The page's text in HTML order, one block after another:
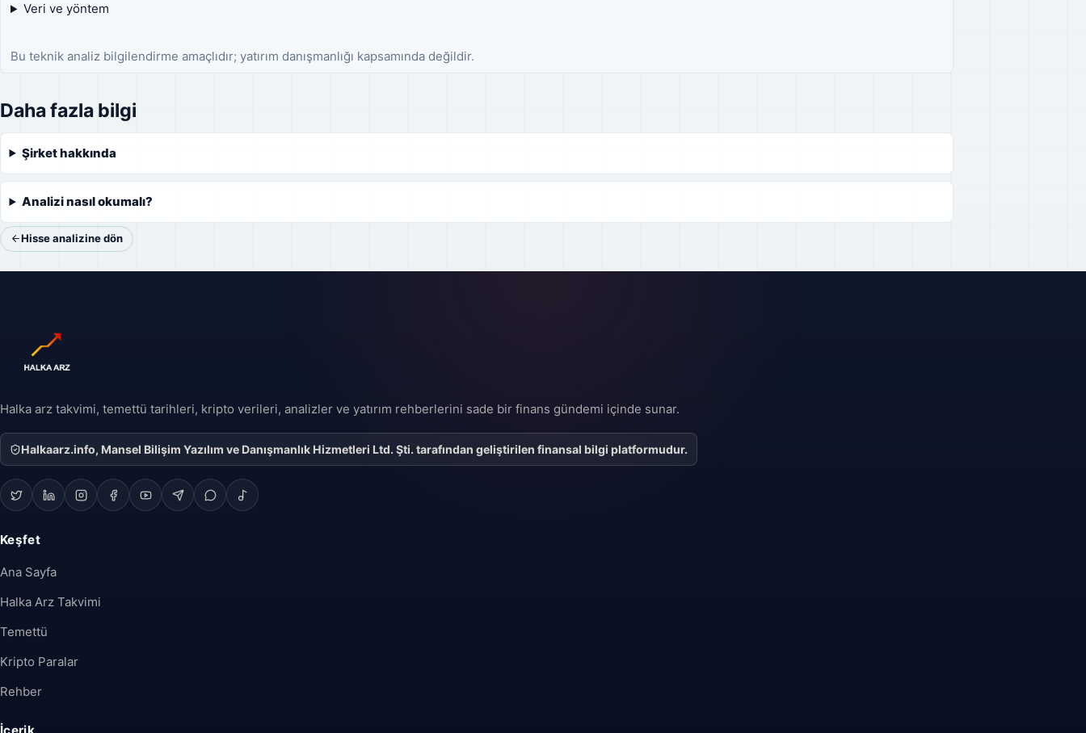
Veri ve yöntem
Bu teknik analiz bilgilendirme amaçlıdır; yatırım danışmanlığı kapsamında değildir.
Daha fazla bilgi
Şirket hakkında
Analizi nasıl okumalı?
Hisse analizine dön
Halka arz takvimi, temettü tarihleri, kripto verileri, analizler ve yatırım rehberlerini sade bir finans gündemi içinde sunar.
Halkaarz.info, Mansel Bilişim Yazılım ve Danışmanlık Hizmetleri Ltd. Şti. tarafından geliştirilen finansal bilgi platformudur.
Keşfet
Ana Sayfa
Halka Arz Takvimi
Temettü
Kripto Paralar
Rehber
İçerik